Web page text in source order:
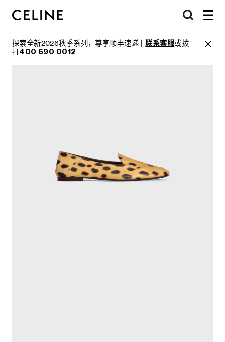
探索全新2026秋季系列，尊享顺丰速递 |联系客服或拨
打400 690 0012